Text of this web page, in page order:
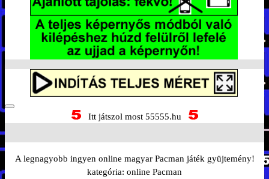
Itt játszol most 55555.hu
A legnagyobb ingyen online magyar Pacman játék gyüjtemény!
kategória: online Pacman